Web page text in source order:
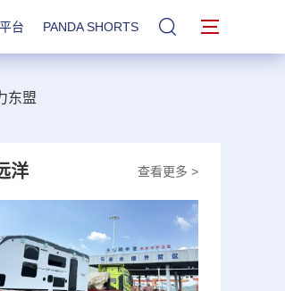
台 PANDA SHORTS 站内搜索
东盟
查看更多 >
洋